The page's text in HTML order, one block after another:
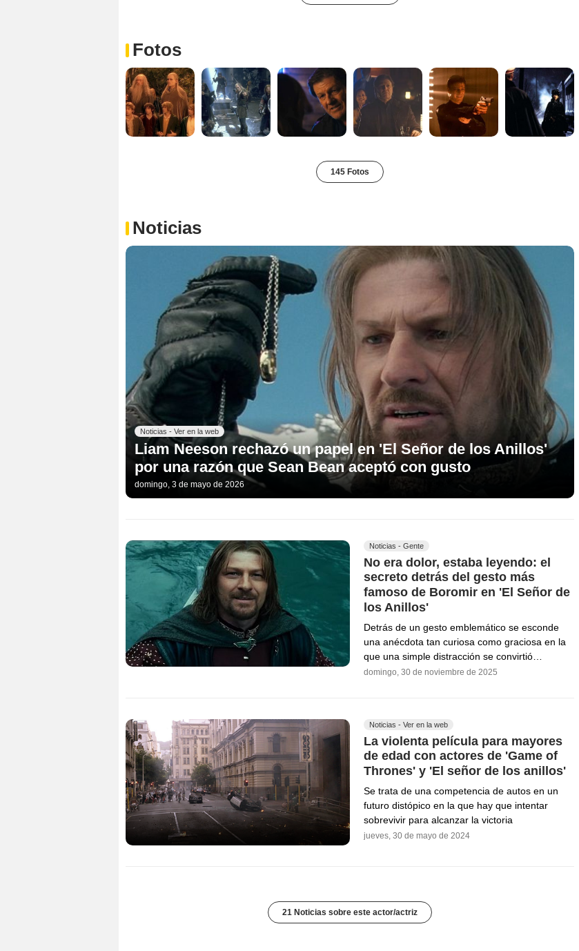
Fotos
145 Fotos
Noticias
Noticias - Ver en la web
Liam Neeson rechazó un papel en 'El Señor de los Anillos'
por una razón que Sean Bean aceptó con gusto
domingo, 3 de mayo de 2026
Noticias - Gente
No era dolor, estaba leyendo: el
secreto detrás del gesto más
famoso de Boromir en 'El Señor de
los Anillos'
Detrás de un gesto emblemático se esconde
una anécdota tan curiosa como graciosa en la
que una simple distracción se convirtió…
domingo, 30 de noviembre de 2025
Noticias - Ver en la web
La violenta película para mayores
de edad con actores de 'Game of
Thrones' y 'El señor de los anillos'
Se trata de una competencia de autos en un
futuro distópico en la que hay que intentar
sobrevivir para alcanzar la victoria
jueves, 30 de mayo de 2024
21 Noticias sobre este actor/actriz